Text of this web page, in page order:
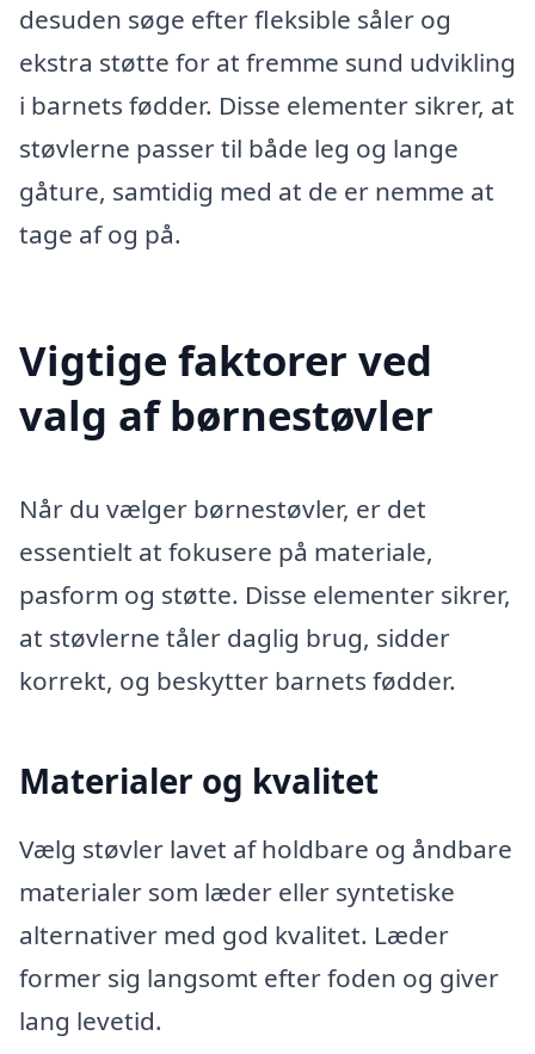
desuden søge efter fleksible såler og
ekstra støtte for at fremme sund udvikling
i barnets fødder. Disse elementer sikrer, at
støvlerne passer til både leg og lange
gåture, samtidig med at de er nemme at
tage af og på.
Vigtige faktorer ved
valg af børnestøvler
Når du vælger børnestøvler, er det
essentielt at fokusere på materiale,
pasform og støtte. Disse elementer sikrer,
at støvlerne tåler daglig brug, sidder
korrekt, og beskytter barnets fødder.
Materialer og kvalitet
Vælg støvler lavet af holdbare og åndbare
materialer som læder eller syntetiske
alternativer med god kvalitet. Læder
former sig langsomt efter foden og giver
lang levetid.